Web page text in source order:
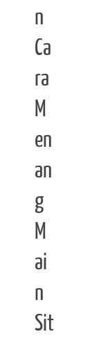
n
Ca
ra
M
en
an
g
M
ai
n
Sit